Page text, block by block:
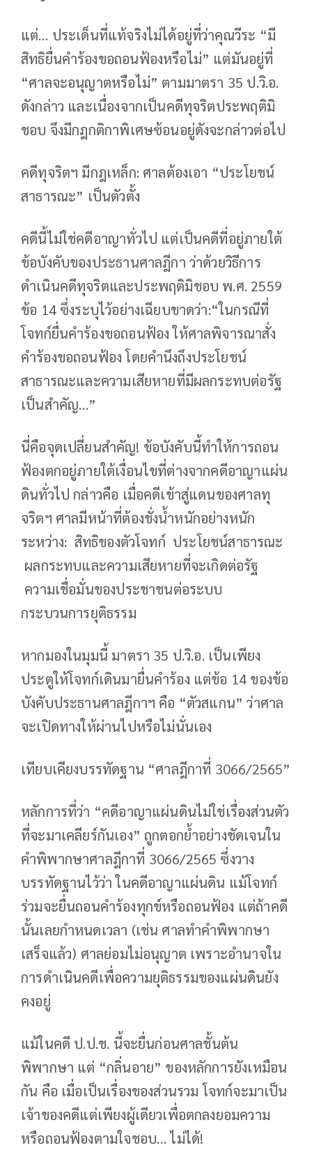
แต่… ประเด็นที่แท้จริงไม่ได้อยู่ที่ว่าคุณวีระ “มี
สิทธิยื่นคำร้องขอถอนฟ้องหรือไม่” แต่มันอยู่ที่
“ศาลจะอนุญาตหรือไม่” ตามมาตรา 35 ป.วิ.อ.
ดังกล่าว และเนื่องจากเป็นคดีทุจริตประพฤติมิ
ชอบ จึงมีกฎกติกาพิเศษซ้อนอยู่ดังจะกล่าวต่อไป
คดีทุจริตฯ มีกฎเหล็ก: ศาลต้องเอา “ประโยชน์
สาธารณะ” เป็นตัวตั้ง
คดีนี้ไม่ใช่คดีอาญาทั่วไป แต่เป็นคดีที่อยู่ภายใต้
ข้อบังคับของประธานศาลฎีกา ว่าด้วยวิธีการ
ดำเนินคดีทุจริตและประพฤติมิชอบ พ.ศ. 2559
ข้อ 14 ซึ่งระบุไว้อย่างเฉียบขาดว่า:“ในกรณีที่
โจทก์ยื่นคำร้องขอถอนฟ้อง ให้ศาลพิจารณาสั่ง
คำร้องขอถอนฟ้อง โดยคำนึงถึงประโยชน์
สาธารณะและความเสียหายที่มีผลกระทบต่อรัฐ
เป็นสำคัญ…”
นี่คือจุดเปลี่ยนสำคัญ! ข้อบังคับนี้ทำให้การถอน
ฟ้องตกอยู่ภายใต้เงื่อนไขที่ต่างจากคดีอาญาแผ่น
ดินทั่วไป กล่าวคือ เมื่อคดีเข้าสู่แดนของศาลทุ
จริตฯ ศาลมีหน้าที่ต้องชั่งน้ำหนักอย่างหนัก
ระหว่าง: สิทธิของตัวโจทก์ ประโยชน์สาธารณะ
ผลกระทบและความเสียหายที่จะเกิดต่อรัฐ
ความเชื่อมั่นของประชาชนต่อระบบ
กระบวนการยุติธรรม
หากมองในมุมนี้ มาตรา 35 ป.วิ.อ. เป็นเพียง
ประตูให้โจทก์เดินมายื่นคำร้อง แต่ข้อ 14 ของข้อ
บังคับประธานศาลฎีกาฯ คือ “ตัวสแกน” ว่าศาล
จะเปิดทางให้ผ่านไปหรือไม่นั่นเอง
เทียบเคียงบรรทัดฐาน “ศาลฎีกาที่ 3066/2565”
หลักการที่ว่า “คดีอาญาแผ่นดินไม่ใช่เรื่องส่วนตัว
ที่จะมาเคลียร์กันเอง” ถูกตอกย้ำอย่างชัดเจนใน
คำพิพากษาศาลฎีกาที่ 3066/2565 ซึ่งวาง
บรรทัดฐานไว้ว่า ในคดีอาญาแผ่นดิน แม้โจทก์
ร่วมจะยื่นถอนคำร้องทุกข์หรือถอนฟ้อง แต่ถ้าคดี
นั้นเลยกำหนดเวลา (เช่น ศาลทำคำพิพากษา
เสร็จแล้ว) ศาลย่อมไม่อนุญาต เพราะอำนาจใน
การดำเนินคดีเพื่อความยุติธรรมของแผ่นดินยัง
คงอยู่
แม้ในคดี ป.ป.ช. นี้จะยื่นก่อนศาลชั้นต้น
พิพากษา แต่ “กลิ่นอาย” ของหลักการยังเหมือน
กัน คือ เมื่อเป็นเรื่องของส่วนรวม โจทก์จะมาเป็น
เจ้าของคดีแต่เพียงผู้เดียวเพื่อตกลงยอมความ
หรือถอนฟ้องตามใจชอบ… ไม่ได้!